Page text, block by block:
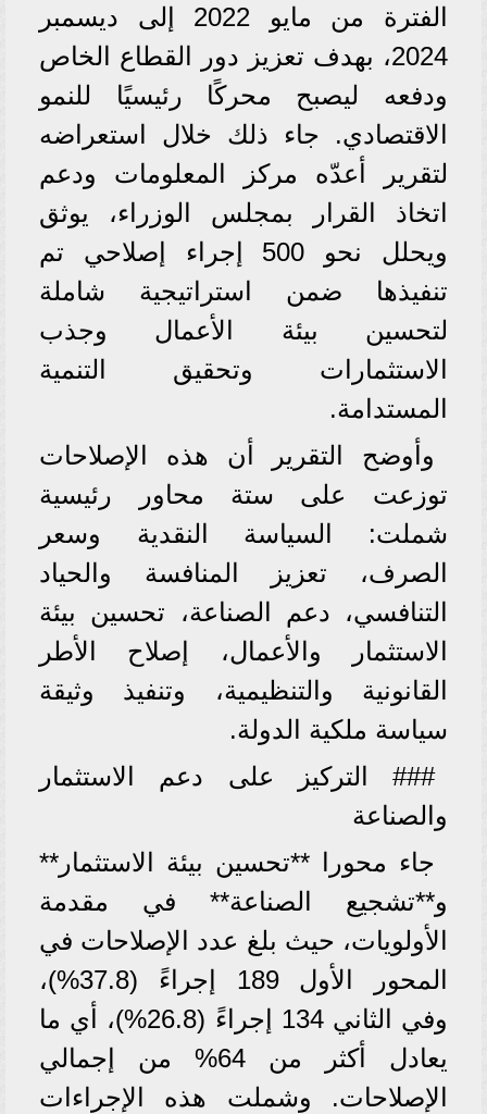
الفترة من مايو 2022 إلى ديسمبر
2024، بهدف تعزيز دور القطاع الخاص
ودفعه ليصبح محركًا رئيسيًا للنمو
الاقتصادي. جاء ذلك خلال استعراضه
لتقرير أعدّه مركز المعلومات ودعم
اتخاذ القرار بمجلس الوزراء، يوثق
ويحلل نحو 500 إجراء إصلاحي تم
تنفيذها ضمن استراتيجية شاملة
لتحسين بيئة الأعمال وجذب
الاستثمارات وتحقيق التنمية
المستدامة.
وأوضح التقرير أن هذه الإصلاحات
توزعت على ستة محاور رئيسية
شملت: السياسة النقدية وسعر
الصرف، تعزيز المنافسة والحياد
التنافسي، دعم الصناعة، تحسين بيئة
الاستثمار والأعمال، إصلاح الأطر
القانونية والتنظيمية، وتنفيذ وثيقة
سياسة ملكية الدولة.
### التركيز على دعم الاستثمار
والصناعة
جاء محورا **تحسين بيئة الاستثمار**
و**تشجيع الصناعة** في مقدمة
الأولويات، حيث بلغ عدد الإصلاحات في
المحور الأول 189 إجراءً (37.8%)،
وفي الثاني 134 إجراءً (26.8%)، أي ما
يعادل أكثر من 64% من إجمالي
الإصلاحات. وشملت هذه الإجراءات